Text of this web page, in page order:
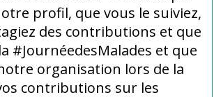
profil, que vous le suiviez,
des contributions et que
#JournéedesMalades et que
organisation lors de la
contributions sur les